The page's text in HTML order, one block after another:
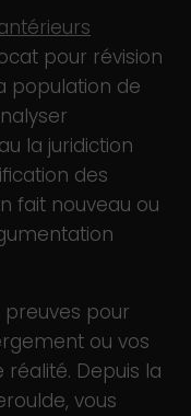
pour révision
population de
la juridiction
des
fait nouveau ou
preuves pour
ou vos
Depuis la
vous